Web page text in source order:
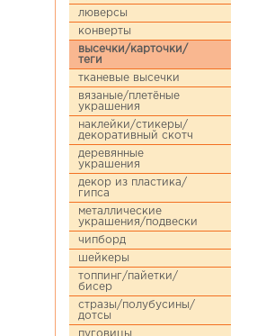
люверсы
конверты
высечки/карточки/
теги
тканевые высечки
вязаные/плетёные
украшения
наклейки/стикеры/
декоративный скотч
деревянные
украшения
декор из пластика/
гипса
металлические
украшения/подвески
чипборд
шейкеры
топпинг/пайетки/
бисер
стразы/полубусины/
дотсы
пуговицы